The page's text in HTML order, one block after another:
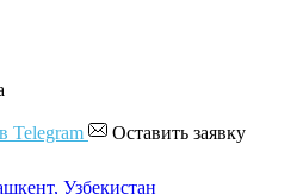
Telegram Оставить заявку